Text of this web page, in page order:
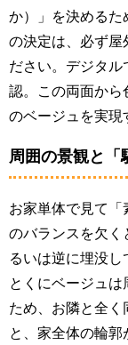
か）」を決めるた
の決定は、必ず屋
ださい。デジタル
認。この両面から
のベージュを実現
周囲の景観と「
お家単体で見て「
のバランスを欠く
るいは逆に埋没し
とくにベージュ
ため、お隣と全く
と、家全体の輪